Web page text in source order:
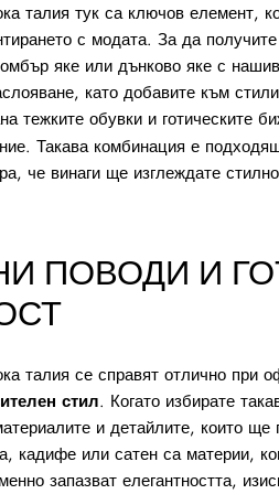
талия тук са ключов елемент,
с модата. За да
яке или дънково яке с
като добавите към
тежките обувки и готическите
Такава комбинация е
че винаги ще изглеждате
ПОВОДИ И
талия се справят отлично при
стил. Когато избирате
и детайлите, които
кадифе или сатен са материи,
запазват елегантността,